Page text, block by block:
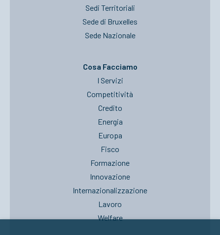
Sedi Territoriali
Sede di Bruxelles
Sede Nazionale
Cosa Facciamo
I Servizi
Competitività
Credito
Energia
Europa
Fisco
Formazione
Innovazione
Internazionalizzazione
Lavoro
Welfare